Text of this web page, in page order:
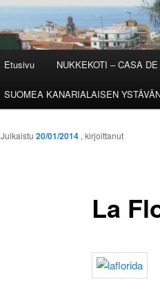
Etusivu NUKKEKOTI – CASA
SUOMEA KANARIALAISEN
La
Julkaistu 20/01/2014 , kirjoittanut